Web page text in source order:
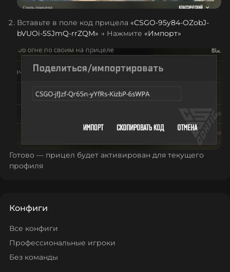
Вставьте в поле код прицела «CSGO-95y84-OZobJ-
bVUOi-5SJmQ-rrZQM» → Нажмите «Импорт»
Готово — прицел будет активирован для текущего
профиля
Конфиги
Все конфиги
Профессиональные игроки
Без команды